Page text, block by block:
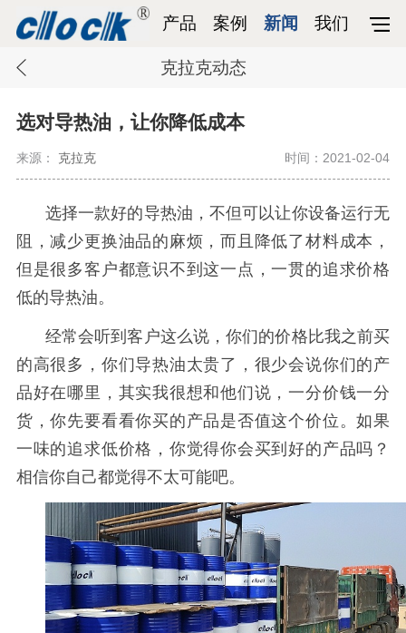
产品 案例 新闻 我们
克拉克动态
选对导热油，让你降低成本
来源： 克拉克 时间：2021-02-04
选择一款好的导热油，不但可以让你设备运行无
阻，减少更换油品的麻烦，而且降低了材料成本，
但是很多客户都意识不到这一点，一贯的追求价格
低的导热油。
经常会听到客户这么说，你们的价格比我之前买
的高很多，你们导热油太贵了，很少会说你们的产
品好在哪里，其实我很想和他们说，一分价钱一分
货，你先要看看你买的产品是否值这个价位。如果
一味的追求低价格，你觉得你会买到好的产品吗？
相信你自己都觉得不太可能吧。